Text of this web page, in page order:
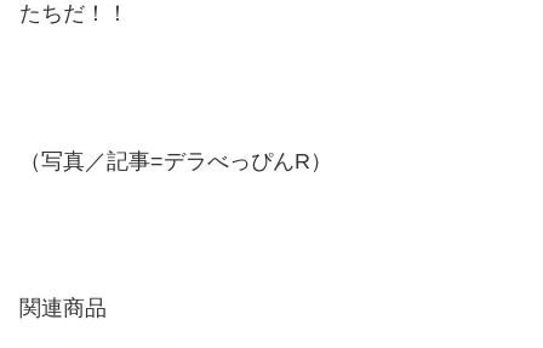
たちだ！！
（写真／記事=デラべっぴんR）
関連商品